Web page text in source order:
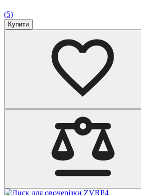
(5)
Купити